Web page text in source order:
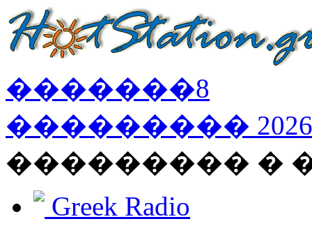
�������8
��������� 2026
��������� �
Greek Radio